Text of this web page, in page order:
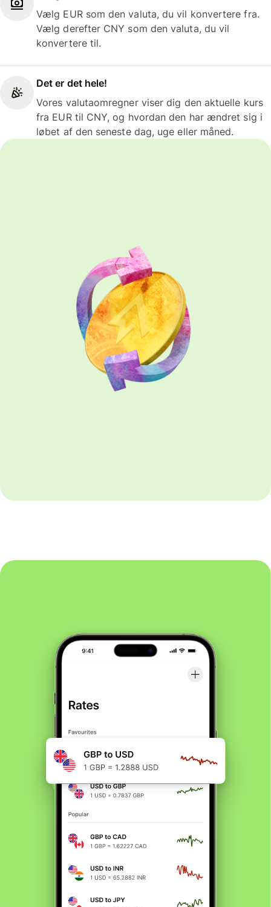
Vælg EUR som den valuta, du vil konvertere fra.
Vælg derefter CNY som den valuta, du vil
konvertere til.
Det er det hele!
Vores valutaomregner viser dig den aktuelle kurs
fra EUR til CNY, og hvordan den har ændret sig i
løbet af den seneste dag, uge eller måned.